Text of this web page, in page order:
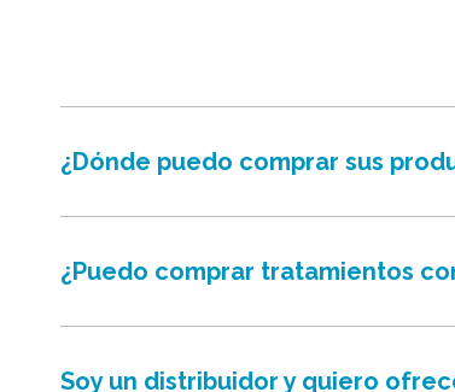
¿Dónde puedo comprar sus
¿Puedo comprar tratamientos
Soy un distribuidor y quiero